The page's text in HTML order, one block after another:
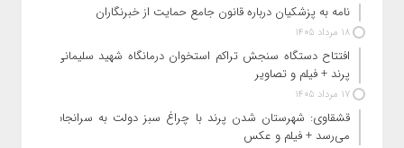
نامه به پزشکیان درباره قانون جامع حمایت از خبرنگاران
18 مرداد 1405
افتتاح دستگاه سنجش تراکم استخوان درمانگاه شهید سلیمانی
پرند + فیلم و تصاویر
17 مرداد 1405
قشقاوی: شهرستان شدن پرند با چراغ سبز دولت به سرانجام
می‌رسد + فیلم و عکس